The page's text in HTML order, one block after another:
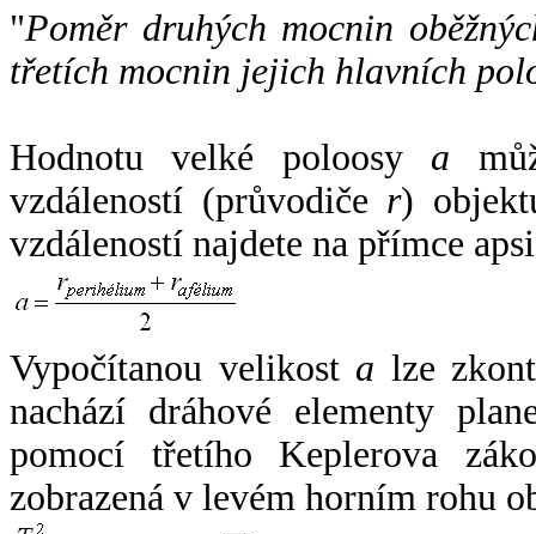
"Poměr druhých mocnin
třetích mocnin jejich hlavních
Hodnotu velké poloosy a
vzdáleností (průvodiče r)
vzdáleností najdete na přímce
Vypočítanou velikost a lze
nachází dráhové elementy
pomocí třetího Keplerova
zobrazená v levém horním rohu